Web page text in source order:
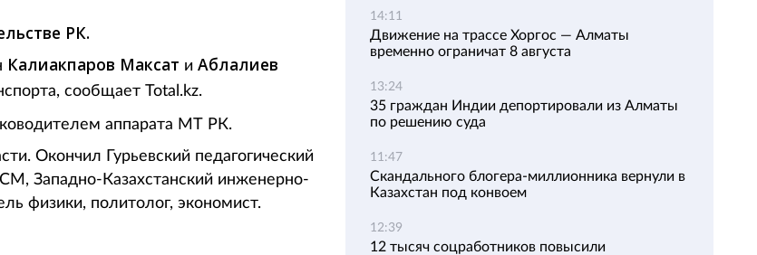
РК.
Калиакпаров Максат и Аблалиев
сообщает Total.kz.
аппарата МТ РК.
Окончил Гурьевский педагогический
Западно-Казахстанский инженерно-
физики, политолог, экономист.
14:11
Движение на трассе Хоргос — Алматы
временно ограничат 8 августа
13:24
35 граждан Индии депортировали из Алматы
по решению суда
11:47
Скандального блогера-миллионника вернули в
Казахстан под конвоем
12:39
12 тысяч соцработников повысили